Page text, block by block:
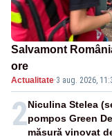
Salvamont
ore
Actualitate·3 aug. 2026,
2Niculina Stelea
pompos Green
măsură vinovat